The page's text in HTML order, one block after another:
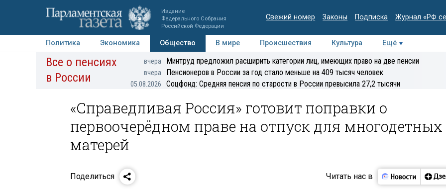
Издание
Федерального Собрания
Российской Федерации
Свежий номер Законы Подписка Журнал «РФ
Политика Экономика Общество В мире Происшествия Культура
Ещё
Авторы Персоны Мнения Регионы Медиацентр Интервью Колумнисты
Все о пенсиях
в России
вчера Минтруд предложил расширить категории лиц, имеющих право на две пенсии
вчера Пенсионеров в России за год стало меньше на 409 тысяч человек
05.08.2026 Соцфонд: Средняя пенсия по старости в России превысила 27,2 тысячи
«Справедливая Россия» готовит поправки о
первоочерёдном праве на отпуск для многодетных
матерей
Поделиться Читать нас в